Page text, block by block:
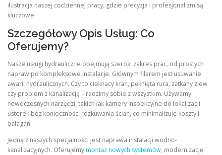
ilustracja naszej codziennej pracy, gdzie precyzja i profesjonalizm są
kluczowe.
Szczegółowy Opis Usług: Co
Oferujemy?
Nasze usługi hydrauliczne obejmują szeroki zakres prac, od prostych
napraw po kompleksowe instalacje. Głównym filarem jest usuwanie
awarii hydraulicznych. Czy to cieknący kran, pęknięta rura, zatkany zlew
czy problem z kanalizacją – radzimy sobie z wszystkim. Używamy
nowoczesnych narzędzi, takich jak kamery inspekcyjne do lokalizacji
usterek bez konieczności rozkuwania ścian, co minimalizuje koszty i
bałagan.
Jedną z naszych specjalności jest naprawa instalacji wodno-
kanalizacyjnych. Oferujemymontaż nowych systemów, modernizację